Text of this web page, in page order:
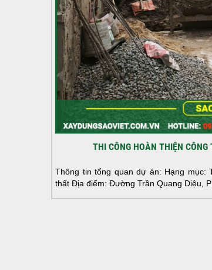
THI CÔNG HOÀN THIỆN
Thông tin tổng quan dự án: Hạng mục:
thất Địa điểm: Đường Trần Quang Diệu,